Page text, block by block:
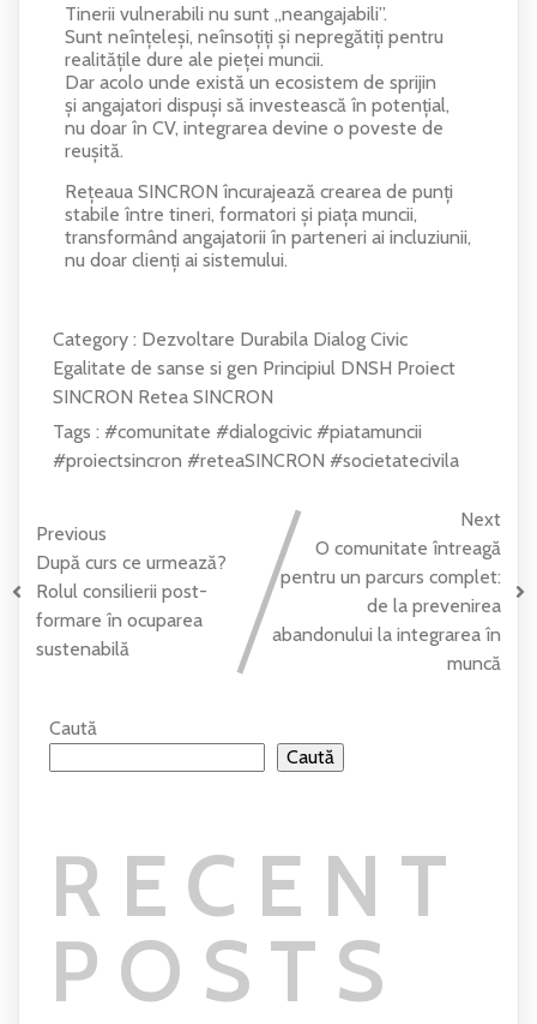
Tinerii vulnerabili nu sunt „neangajabili”.
Sunt neînțeleși, neînsoțiți și nepregătiți pentru
realitățile dure ale pieței muncii.
Dar acolo unde există un ecosistem de sprijin
și angajatori dispuși să investească în potențial,
nu doar în CV, integrarea devine o poveste de
reușită.
Rețeaua SINCRON încurajează crearea de punți
stabile între tineri, formatori și piața muncii,
transformând angajatorii în parteneri ai incluziunii,
nu doar clienți ai sistemului.
Category : Dezvoltare Durabila Dialog Civic
Egalitate de sanse si gen Principiul DNSH Proiect
SINCRON Retea SINCRON
Tags : #comunitate #dialogcivic #piatamuncii
#proiectsincron #reteaSINCRON #societatecivila
Previous
După curs ce urmează?
Rolul consilierii post-
formare în ocuparea
sustenabilă
Next
O comunitate întreagă
pentru un parcurs complet:
de la prevenirea
abandonului la integrarea în
muncă
Caută
Caută
RECENT
POSTS